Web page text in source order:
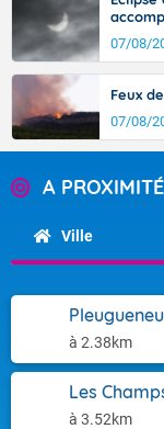
07/08/
Feux
07/08/
A
Ville
à 2.38km
Les
à 3.52km